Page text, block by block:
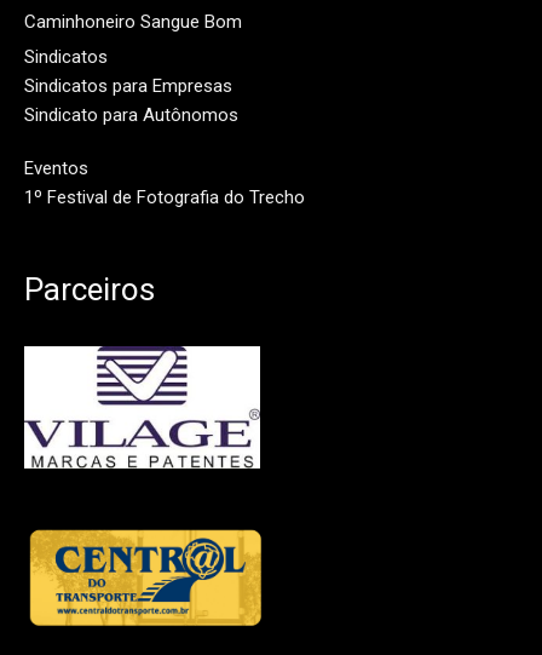
Caminhoneiro Sangue Bom
Sindicatos
Sindicatos para Empresas
Sindicato para Autônomos
Eventos
1º Festival de Fotografia do Trecho
Parceiros